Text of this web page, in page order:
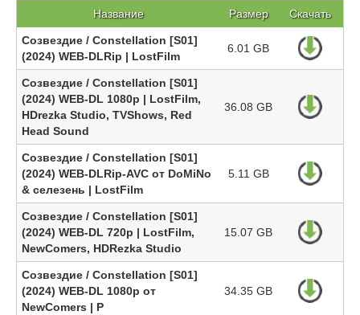
Название Размер Скачать
Созвездие / Constellation [S01]
(2024) WEB-DLRip | LostFilm
6.01 GB
Созвездие / Constellation [S01]
(2024) WEB-DL 1080p | LostFilm,
HDrezka Studio, TVShows, Red
Head Sound
36.08 GB
Созвездие / Constellation [S01]
(2024) WEB-DLRip-AVC от DoMiNo
& селезень | LostFilm
5.11 GB
Созвездие / Constellation [S01]
(2024) WEB-DL 720p | LostFilm,
NewComers, HDRezka Studio
15.07 GB
Созвездие / Constellation [S01]
(2024) WEB-DL 1080p от
NewComers | P
34.35 GB